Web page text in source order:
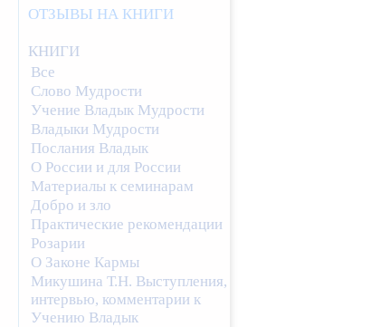
ОТЗЫВЫ НА КНИГИ
КНИГИ
Все
Слово Мудрости
Учение Владык Мудрости
Владыки Мудрости
Послания Владык
О России и для России
Материалы к семинарам
Добро и зло
Практические рекомендации
Розарии
О Законе Кармы
Микушина Т.Н. Выступления,
интервью, комментарии к
Учению Владык